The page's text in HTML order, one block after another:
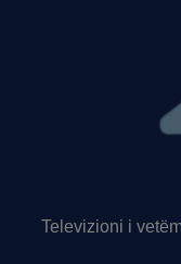
Televizioni i